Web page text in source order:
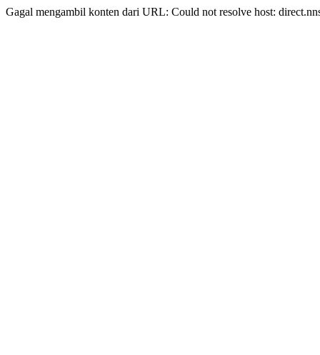
Gagal mengambil konten dari URL: Could not resolve host: